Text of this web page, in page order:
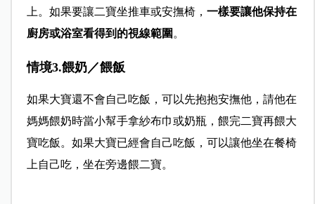
上。如果要讓二寶坐推車或安撫椅， 一樣要讓他保持在
廚房或浴室看得到的視線範圍 。
情境3.餵奶／餵飯
如果大寶還不會自己吃飯，可以先抱抱安撫他，請他在
媽媽餵奶時當小幫手拿紗布巾或奶瓶，餵完二寶再餵大
寶吃飯。如果大寶已經會自己吃飯，可以讓他坐在餐椅
上自己吃，坐在旁邊餵二寶。